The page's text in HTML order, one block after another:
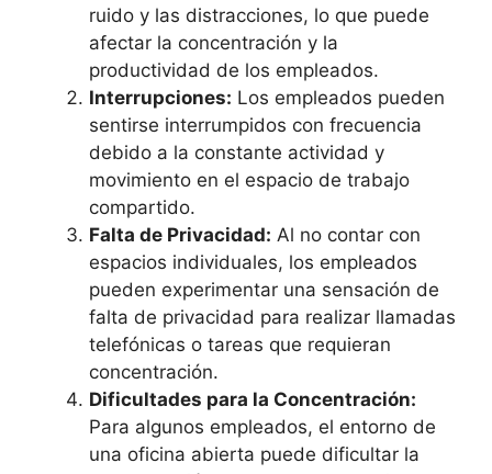
ruido y las distracciones, lo que puede
afectar la concentración y la
productividad de los empleados.
Interrupciones: Los empleados pueden
sentirse interrumpidos con frecuencia
debido a la constante actividad y
movimiento en el espacio de trabajo
compartido.
Falta de Privacidad: Al no contar con
espacios individuales, los empleados
pueden experimentar una sensación de
falta de privacidad para realizar llamadas
telefónicas o tareas que requieran
concentración.
Dificultades para la Concentración:
Para algunos empleados, el entorno de
una oficina abierta puede dificultar la